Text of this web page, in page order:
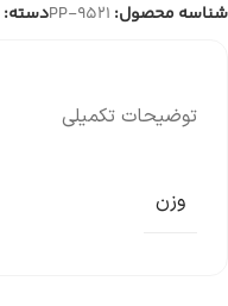
شناسه محصول: PP-9521دسته:
توضیحات تکمیلی
وزن